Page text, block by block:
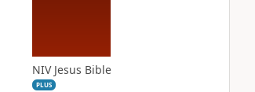
NIV Jesus Bible
PLUS